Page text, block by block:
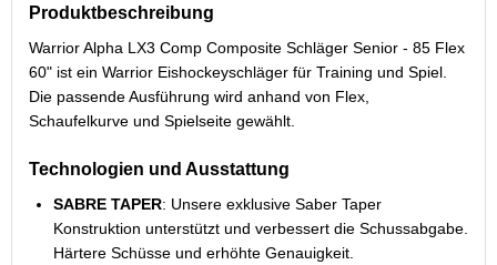
Produktbeschreibung
Warrior Alpha LX3 Comp Composite Schläger Senior - 85 Flex
60" ist ein Warrior Eishockeyschläger für Training und Spiel.
Die passende Ausführung wird anhand von Flex,
Schaufelkurve und Spielseite gewählt.
Technologien und Ausstattung
SABRE TAPER: Unsere exklusive Saber Taper
Konstruktion unterstützt und verbessert die Schussabgabe.
Härtere Schüsse und erhöhte Genauigkeit.